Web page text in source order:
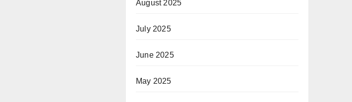
August 2025
July 2025
June 2025
May 2025